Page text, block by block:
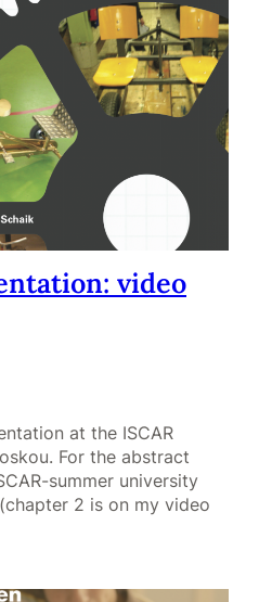
video
at the ISCAR
For the abstract
summer university
2 is on my video